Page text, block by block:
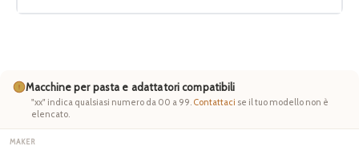
Macchine per pasta e adattatori compatibili
"xx" indica qualsiasi numero da 00 a 99. Contattaci se il tuo modello non è
elencato.